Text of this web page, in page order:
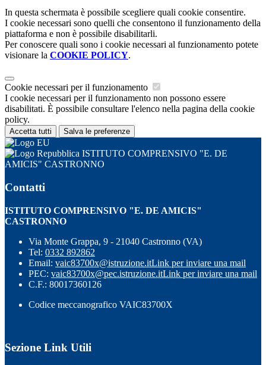
In questa schermata è possibile scegliere quali cookie consentire.
I cookie necessari sono quelli che consentono il funzionamento della
piattaforma e non è possibile disabilitarli.
Per conoscere quali sono i cookie necessari al funzionamento potete
visionare la COOKIE POLICY.
Cookie necessari per il funzionamento
I cookie necessari per il funzionamento non possono essere
disabilitati. È possibile consultare l'elenco nella pagina della cookie
policy.
Accetta tutti Salva le preferenze
ISTITUTO COMPRENSIVO "E. DE
AMICIS" CASTRONNO
Contatti
ISTITUTO COMPRENSIVO "E. DE AMICIS"
CASTRONNO
Via Monte Grappa, 9 - 21040 Castronno (VA)
Tel: 0332 892862
Email: vaic83700x@istruzione.itLink per inviare una mail
PEC: vaic83700x@pec.istruzione.itLink per inviare una mail
C.F.: 80017360126
Codice meccanografico VAIC83700X
Sezione Link Utili